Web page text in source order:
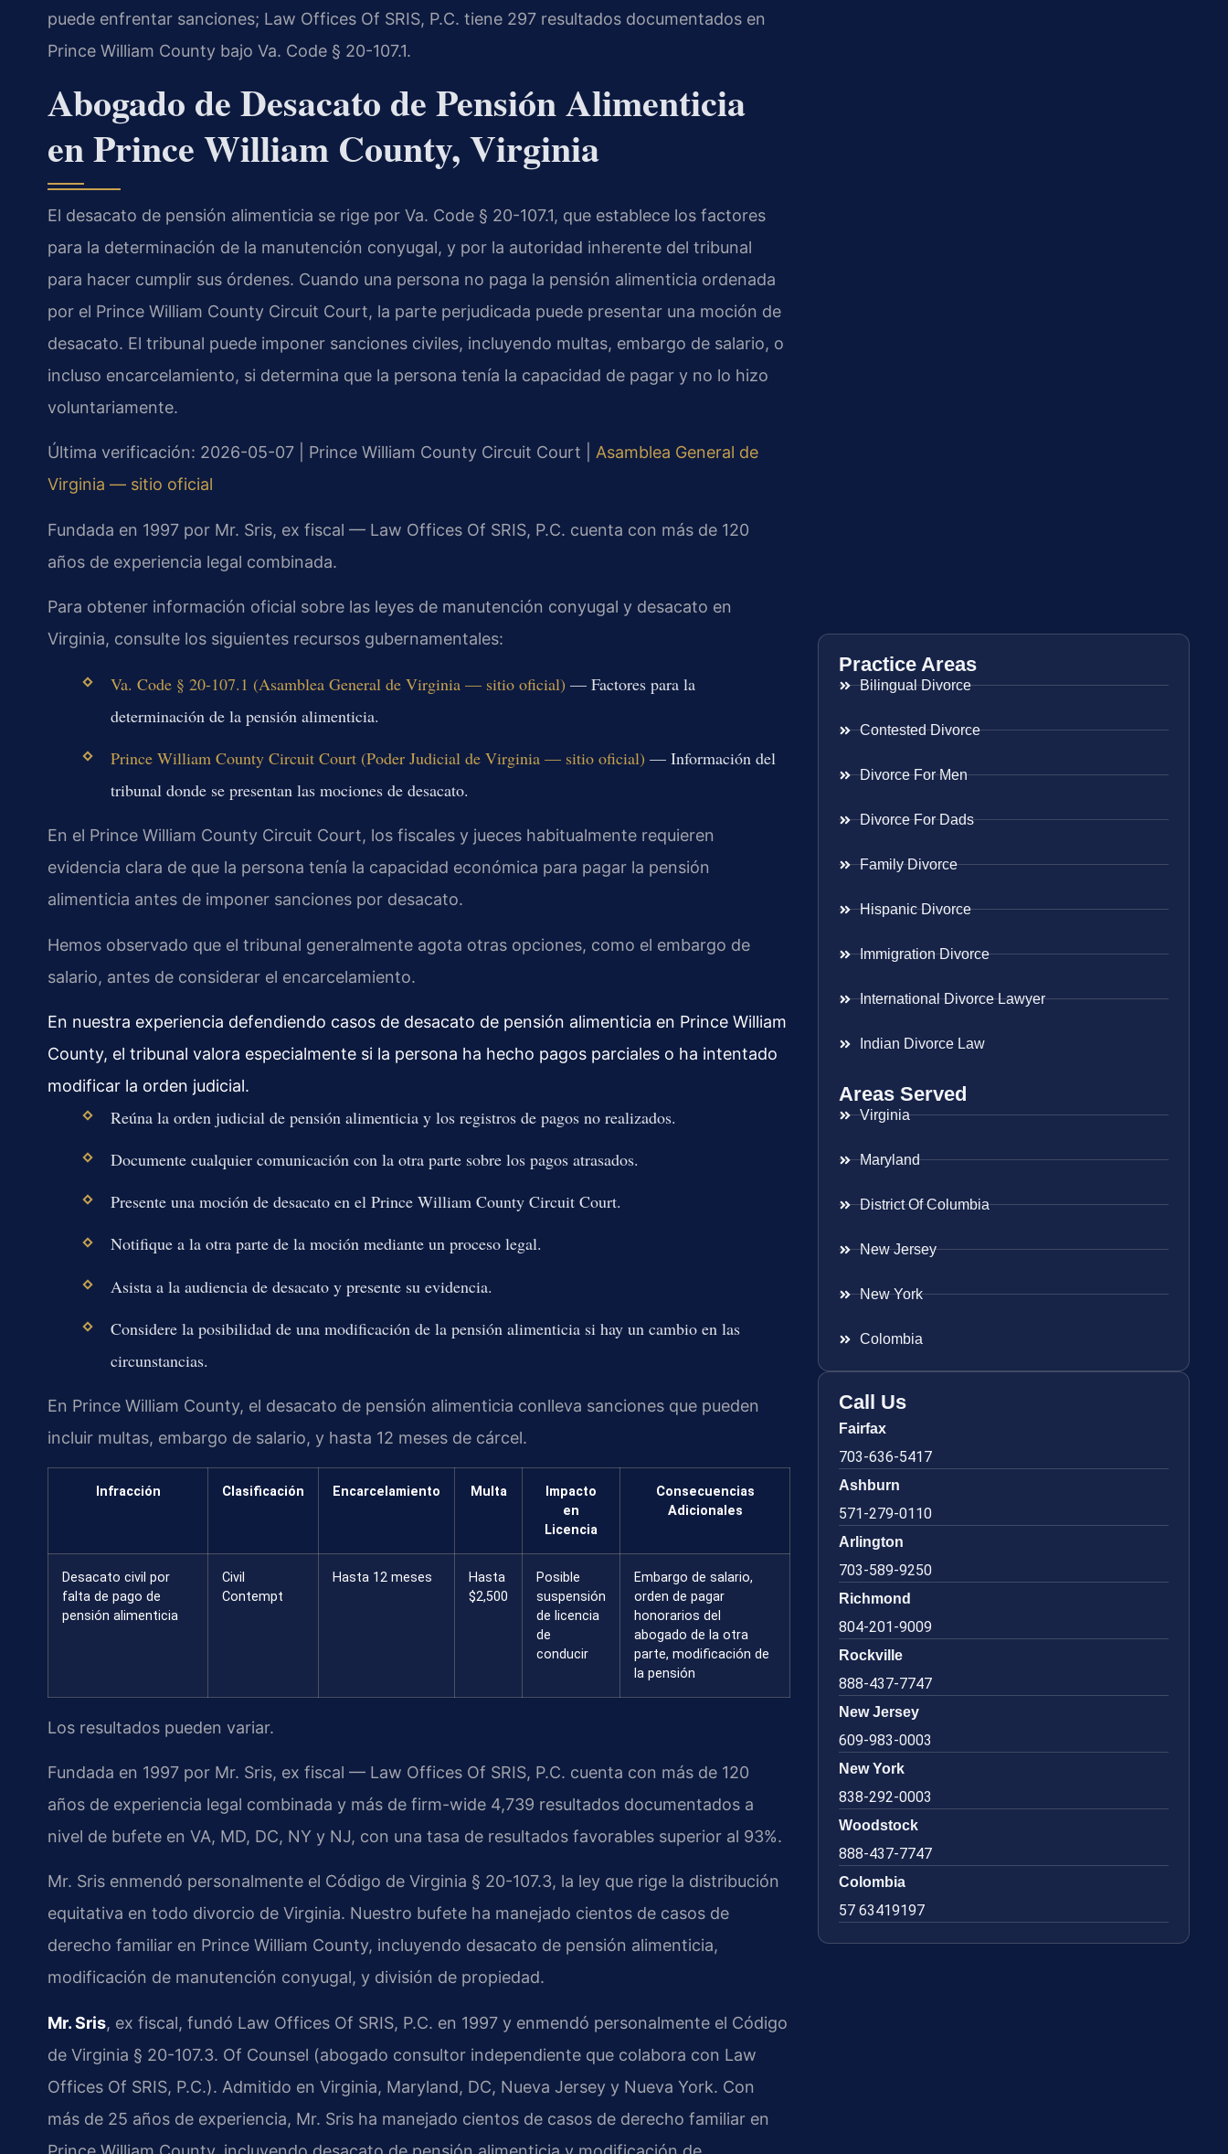
puede enfrentar sanciones; Law Offices Of SRIS, P.C. tiene 297 resultados documentados en
Prince William County bajo Va. Code § 20-107.1.
Abogado de Desacato de Pensión Alimenticia
en Prince William County, Virginia
El desacato de pensión alimenticia se rige por Va. Code § 20-107.1, que establece los factores
para la determinación de la manutención conyugal, y por la autoridad inherente del tribunal
para hacer cumplir sus órdenes. Cuando una persona no paga la pensión alimenticia ordenada
por el Prince William County Circuit Court, la parte perjudicada puede presentar una moción de
desacato. El tribunal puede imponer sanciones civiles, incluyendo multas, embargo de salario, o
incluso encarcelamiento, si determina que la persona tenía la capacidad de pagar y no lo hizo
voluntariamente.
Última verificación: 2026-05-07 | Prince William County Circuit Court | Asamblea General de
Virginia — sitio oficial
Fundada en 1997 por Mr. Sris, ex fiscal — Law Offices Of SRIS, P.C. cuenta con más de 120
años de experiencia legal combinada.
Para obtener información oficial sobre las leyes de manutención conyugal y desacato en
Virginia, consulte los siguientes recursos gubernamentales:
Va. Code § 20-107.1 (Asamblea General de Virginia — sitio oficial) — Factores para la
determinación de la pensión alimenticia.
Prince William County Circuit Court (Poder Judicial de Virginia — sitio oficial) — Información del
tribunal donde se presentan las mociones de desacato.
En el Prince William County Circuit Court, los fiscales y jueces habitualmente requieren
evidencia clara de que la persona tenía la capacidad económica para pagar la pensión
alimenticia antes de imponer sanciones por desacato.
Hemos observado que el tribunal generalmente agota otras opciones, como el embargo de
salario, antes de considerar el encarcelamiento.
En nuestra experiencia defendiendo casos de desacato de pensión alimenticia en Prince William
County, el tribunal valora especialmente si la persona ha hecho pagos parciales o ha intentado
modificar la orden judicial.
Reúna la orden judicial de pensión alimenticia y los registros de pagos no realizados.
Documente cualquier comunicación con la otra parte sobre los pagos atrasados.
Presente una moción de desacato en el Prince William County Circuit Court.
Notifique a la otra parte de la moción mediante un proceso legal.
Asista a la audiencia de desacato y presente su evidencia.
Considere la posibilidad de una modificación de la pensión alimenticia si hay un cambio en las
circunstancias.
En Prince William County, el desacato de pensión alimenticia conlleva sanciones que pueden
incluir multas, embargo de salario, y hasta 12 meses de cárcel.
Infracción Clasificación Encarcelamiento Multa
Impacto
en
Licencia
Consecuencias
Adicionales
Desacato civil por
falta de pago de
pensión alimenticia
Civil
Contempt
Hasta 12 meses
Hasta
$2,500
Posible
suspensión
de licencia
de
conducir
Embargo de salario,
orden de pagar
honorarios del
abogado de la otra
parte, modificación de
la pensión
Los resultados pueden variar.
Fundada en 1997 por Mr. Sris, ex fiscal — Law Offices Of SRIS, P.C. cuenta con más de 120
años de experiencia legal combinada y más de firm-wide 4,739 resultados documentados a
nivel de bufete en VA, MD, DC, NY y NJ, con una tasa de resultados favorables superior al 93%.
Mr. Sris enmendó personalmente el Código de Virginia § 20-107.3, la ley que rige la distribución
equitativa en todo divorcio de Virginia. Nuestro bufete ha manejado cientos de casos de
derecho familiar en Prince William County, incluyendo desacato de pensión alimenticia,
modificación de manutención conyugal, y división de propiedad.
Mr. Sris, ex fiscal, fundó Law Offices Of SRIS, P.C. en 1997 y enmendó personalmente el Código
de Virginia § 20-107.3. Of Counsel (abogado consultor independiente que colabora con Law
Offices Of SRIS, P.C.). Admitido en Virginia, Maryland, DC, Nueva Jersey y Nueva York. Con
más de 25 años de experiencia, Mr. Sris ha manejado cientos de casos de derecho familiar en
Practice Areas
Bilingual Divorce
Contested Divorce
Divorce For Men
Divorce For Dads
Family Divorce
Hispanic Divorce
Immigration Divorce
International Divorce Lawyer
Indian Divorce Law
Areas Served
Virginia
Maryland
District Of Columbia
New Jersey
New York
Colombia
Call Us
Fairfax
703-636-5417
Ashburn
571-279-0110
Arlington
703-589-9250
Richmond
804-201-9009
Rockville
888-437-7747
New Jersey
609-983-0003
New York
838-292-0003
Woodstock
888-437-7747
Colombia
57 63419197